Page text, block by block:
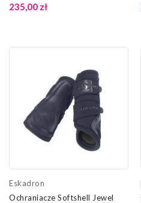
Eskadron
235,00 zł
Eskadron
Ochraniacze Softshell Jewel